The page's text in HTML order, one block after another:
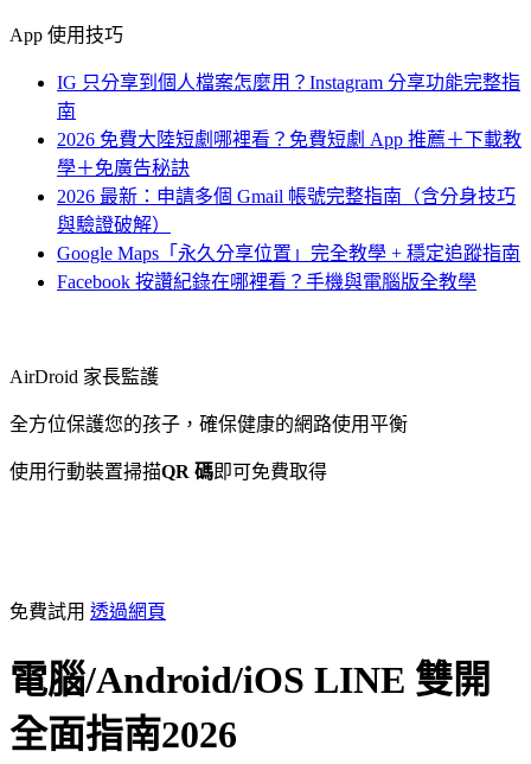
App 使用技巧
IG 只分享到個人檔案怎麼用？Instagram 分享功能完整指
南
2026 免費大陸短劇哪裡看？免費短劇 App 推薦＋下載教
學＋免廣告秘訣
2026 最新：申請多個 Gmail 帳號完整指南（含分身技巧
與驗證破解）
Google Maps「永久分享位置」完全教學 + 穩定追蹤指南
Facebook 按讚紀錄在哪裡看？手機與電腦版全教學
AirDroid 家長監護
全方位保護您的孩子，確保健康的網路使用平衡
使用行動裝置掃描QR 碼即可免費取得
免費試用 透過網頁
電腦/Android/iOS LINE 雙開
全面指南2026